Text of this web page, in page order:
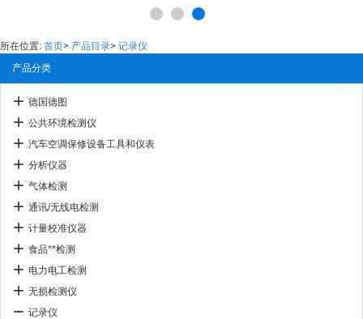
所在位置: 首页> 产品目录> 记录仪
产品分类
德国德图
公共环境检测仪
汽车空调保修设备工具和仪表
分析仪器
气体检测
通讯/无线电检测
计量校准仪器
食品**检测
电力电工检测
无损检测仪
记录仪